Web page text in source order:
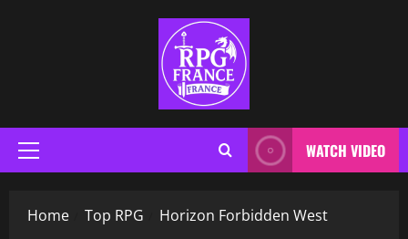
WATCH VIDEO
Home Top RPG Horizon Forbidden West